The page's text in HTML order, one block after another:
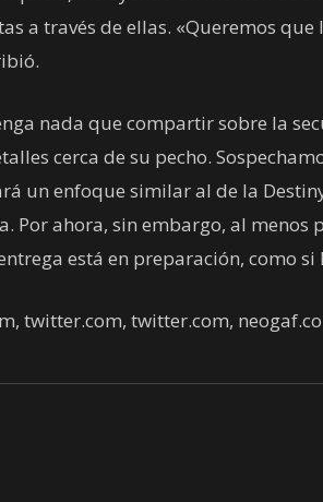
a través de ellas. «Queremos
nada que compartir sobre la
cerca de su pecho.
un enfoque similar al de la
Por ahora, sin embargo, al menos
está en preparación, como
twitter.com, twitter.com,